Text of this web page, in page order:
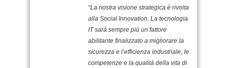
“La nostra visione strategica è rivolta
alla Social Innovation. La tecnologia
IT sarà sempre più un fattore
abilitante finalizzato a migliorare la
sicurezza e l’efficienza industriale, le
competenze e la qualità della vita di